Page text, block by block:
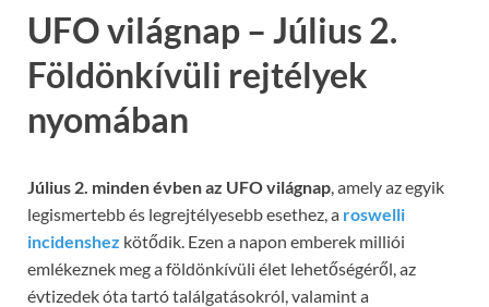
UFO világnap – Július 2.
Földönkívüli rejtélyek
nyomában
Július 2. minden évben az UFO világnap , amely az egyik
legismertebb és legrejtélyesebb esethez, a roswelli
incidenshez kötődik. Ezen a napon emberek milliói
emlékeznek meg a földönkívüli élet lehetőségéről, az
évtizedek óta tartó találgatásokról, valamint a